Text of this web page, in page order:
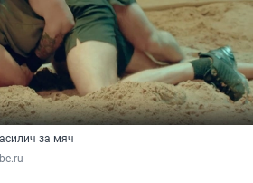
за мяч